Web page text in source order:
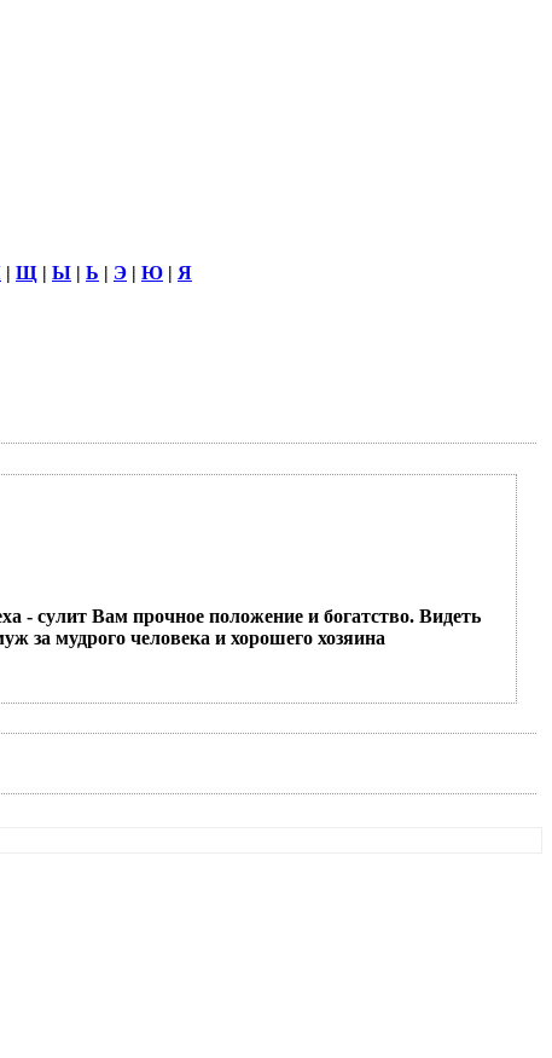
| Щ | Ы | Ь | Э | Ю | Я
- сулит Вам прочное положение и богатство. Видеть
за мудрого человека и хорошего хозяина